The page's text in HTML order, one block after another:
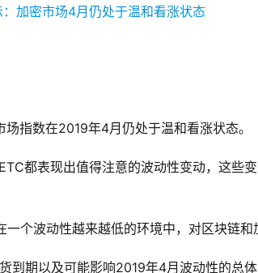
指数在2019年4月仍处于温和看涨状态。
都表现出值得注意的波动性变动，这些
个波动性越来越低的环境中，对区块链和
到期以及可能影响2019年4月波动性的总体